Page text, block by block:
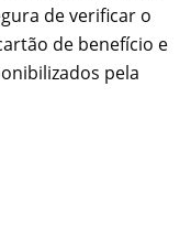
de verificar o
de benefício e
pela